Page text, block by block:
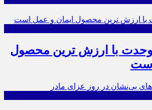
وحدت با ارزش ترین محصول